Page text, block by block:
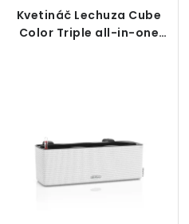
Kontakt / Právne údaje
Kvetináč Lechuza Cube
Color Triple all-in-one